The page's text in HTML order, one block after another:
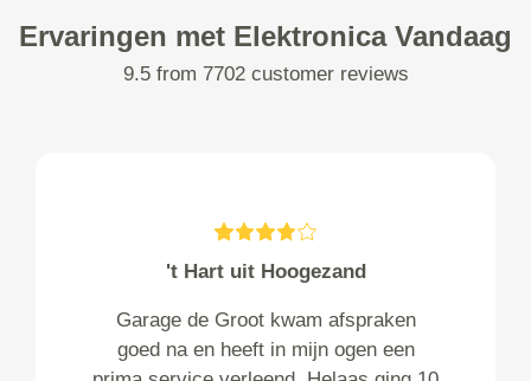
Ervaringen met Elektronica Vandaag
9.5 from 7702 customer reviews
't Hart uit Hoogezand
Garage de Groot kwam afspraken
goed na en heeft in mijn ogen een